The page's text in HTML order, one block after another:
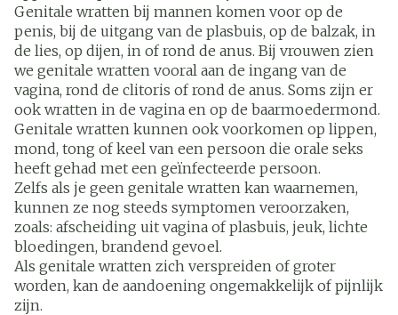
Genitale wratten bij mannen komen voor op de
penis, bij de uitgang van de plasbuis, op de balzak, in
de lies, op dijen, in of rond de anus. Bij vrouwen zien
we genitale wratten vooral aan de ingang van de
vagina, rond de clitoris of rond de anus. Soms zijn er
ook wratten in de vagina en op de baarmoedermond.
Genitale wratten kunnen ook voorkomen op lippen,
mond, tong of keel van een persoon die orale seks
heeft gehad met een geïnfecteerde persoon.
Zelfs als je geen genitale wratten kan waarnemen,
kunnen ze nog steeds symptomen veroorzaken,
zoals: afscheiding uit vagina of plasbuis, jeuk, lichte
bloedingen, brandend gevoel.
Als genitale wratten zich verspreiden of groter
worden, kan de aandoening ongemakkelijk of pijnlijk
zijn.